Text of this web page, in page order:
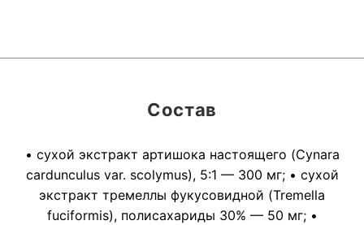
Состав
• сухой экстракт артишока настоящего (Cynara
cardunculus var. scolymus), 5:1 — 300 мг; • сухой
экстракт тремеллы фукусовидной (Tremella
fuciformis), полисахариды 30% — 50 мг; •